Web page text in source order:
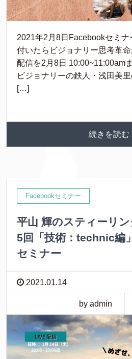
2021年2月8日Facebookセミ
付いたらビジョナリー思考革
配信を2月8日 10:00~11:00am
ビジョナリーの鉄人・浅田美
[…]
続きを読
Facebookセミナー
平山 輝のスティーリ
5回「技術：technic編
セミナー
2021.01.14
by admin